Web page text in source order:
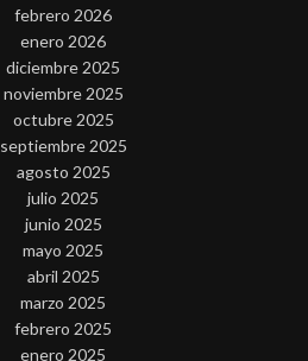
febrero 2026
enero 2026
diciembre 2025
noviembre 2025
octubre 2025
septiembre 2025
agosto 2025
julio 2025
junio 2025
mayo 2025
abril 2025
marzo 2025
febrero 2025
enero 2025